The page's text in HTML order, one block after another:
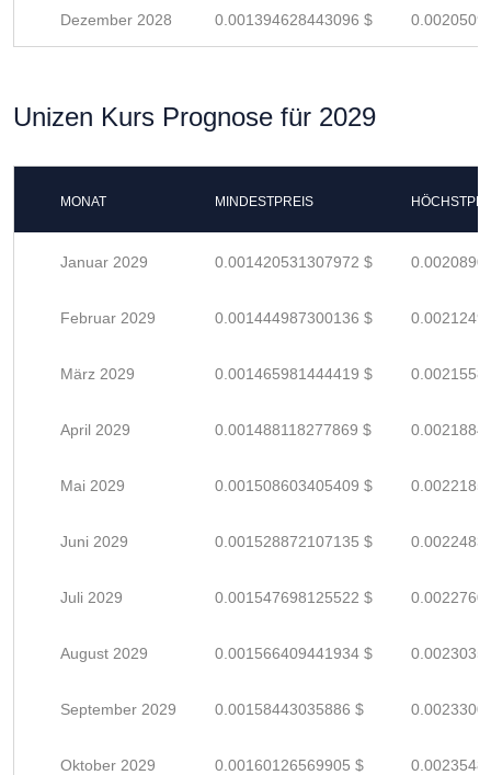
Dezember 2028 0.001394628443096 $
Unizen Kurs Prognose für 2029
MONAT MINDESTPREIS
Januar 2029 0.001420531307972 $
Februar 2029 0.001444987300136 $
März 2029 0.001465981444419 $
April 2029 0.001488118277869 $
Mai 2029 0.001508603405409 $
Juni 2029 0.001528872107135 $
Juli 2029 0.001547698125522 $
August 2029 0.001566409441934 $
September 2029 0.00158443035886 $
Oktober 2029 0.00160126569905 $